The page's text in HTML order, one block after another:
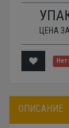
ЦЕНА
Нет
ОПИСАНИЕ